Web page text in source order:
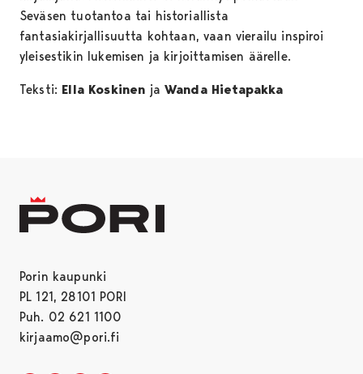
Seväsen tuotantoa tai historiallista
fantasiakirjallisuutta kohtaan, vaan vierailu inspiroi
yleisestikin lukemisen ja kirjoittamisen äärelle.
Teksti: Ella Koskinen jaWanda Hietapakka
Porin kaupunki
PL 121, 28101 PORI
Puh. 02 621 1100
kirjaamo@pori.fi